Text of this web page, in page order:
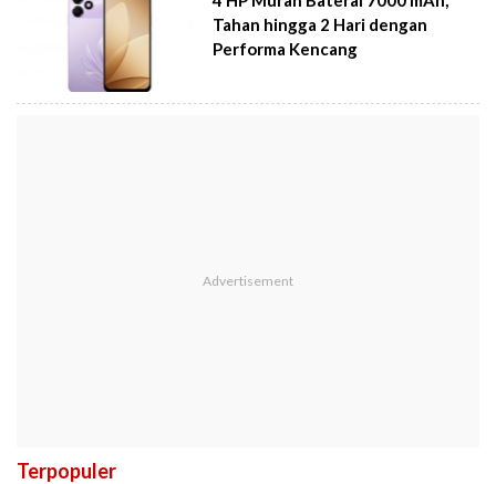
Tahan hingga 2 Hari dengan
Performa Kencang
Terpopuler